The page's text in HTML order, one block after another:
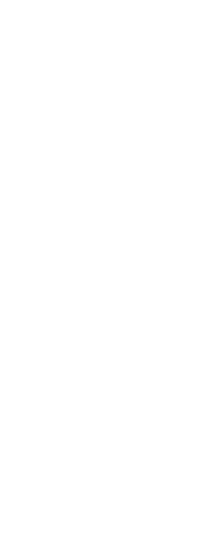
ce bien
développer